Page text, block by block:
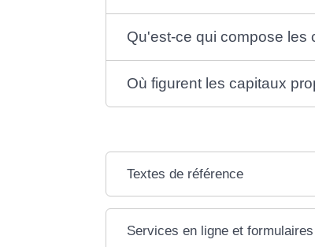
Qu'est-ce qui compose les
Où figurent les capitaux
Textes de référence
Services en ligne et formulaires